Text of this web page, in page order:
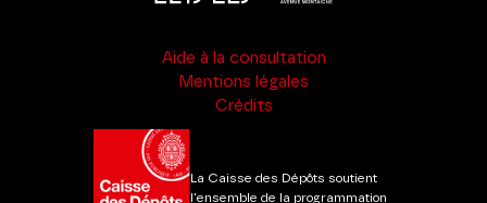
Aide à la consultation
Mentions légales
Crédits
La Caisse des Dépôts soutient
l'ensemble de la programmation